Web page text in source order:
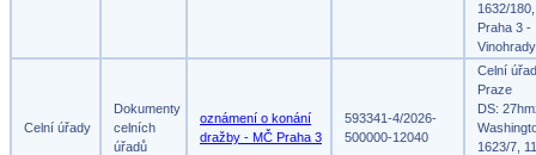
1632/
Praha 3 -
Vinohrady
Celní úřady
Dokumenty
celních
úřadů
oznámení o konání
dražby - MČ Praha 3
593341-4/2026-
500000-12040
Celní
Praze
DS:
1623/7,